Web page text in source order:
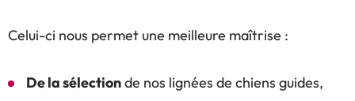
Celui-ci nous permet une meilleure maîtrise :
De la sélectionde nos lignées de chiens guides,